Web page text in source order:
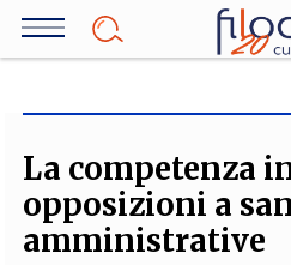
Salta
SCIENZA
La competenza
opposizioni a
amministrative